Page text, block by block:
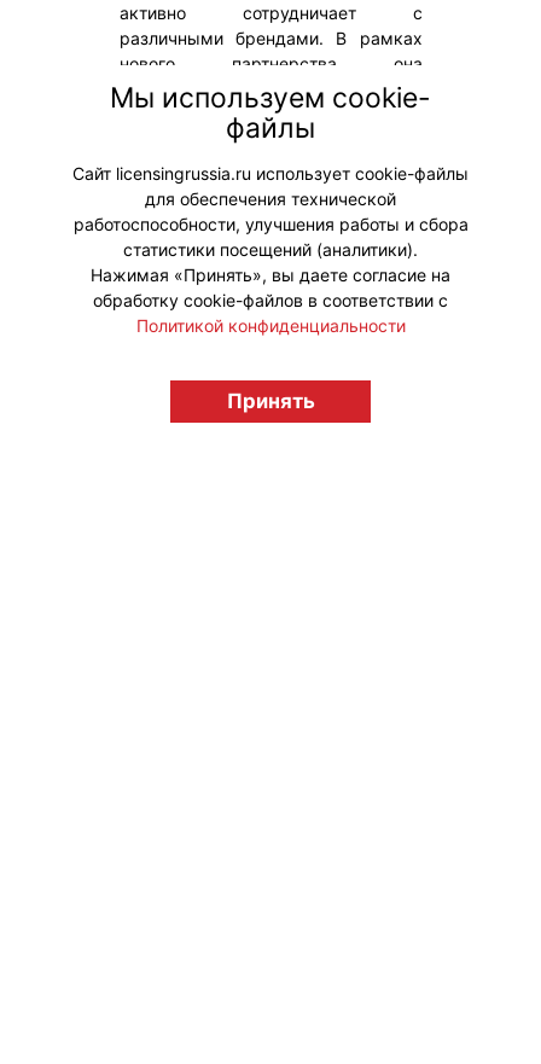
активно сотрудничает с
различными брендами. В рамках
нового партнерства она
объединилась с The Pokemon
Company для создания пяти новых
наборов в дополнение к уже
существующим наборам Pokemon.
#Коллаборации #ПродвижениеБренда
licensingrussia.ru, 2009-2026 12+
Мы используем cookie-
файлы
Сайт licensingrussia.ru использует cookie-файлы
для обеспечения технической
работоспособности, улучшения работы и сбора
статистики посещений (аналитики).
Нажимая «Принять», вы даете согласие на
обработку cookie-файлов в соответствии с
Политикой конфиденциальности
Принять